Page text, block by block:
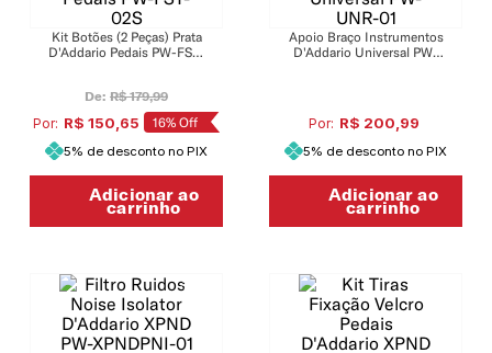
Kit Botões (2 Peças) Prata
D'Addario Pedais PW-FST-
De: R$ 179,99
Por: R$ 150 65 16% Off
5% de desconto no PIX
Adicionar ao
carrinho
Apoio Braço Instrumentos
D'Addario Universal PW-
Por: R$ 200 99
5% de desconto no PIX
Adicionar ao
carrinho
-7%